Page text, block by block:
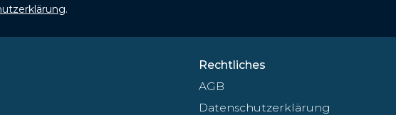
.
Rechtliches
AGB
Datenschutzerklärung